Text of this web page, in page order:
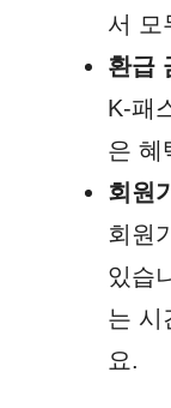
서 모
환급
K-패
은 혜
회원
회원
있습
는 시
요.